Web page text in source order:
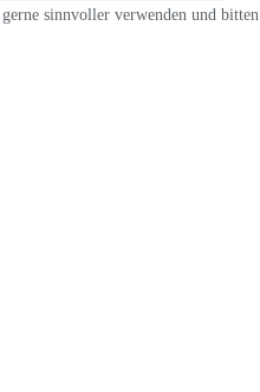
sinnvoller verwenden und